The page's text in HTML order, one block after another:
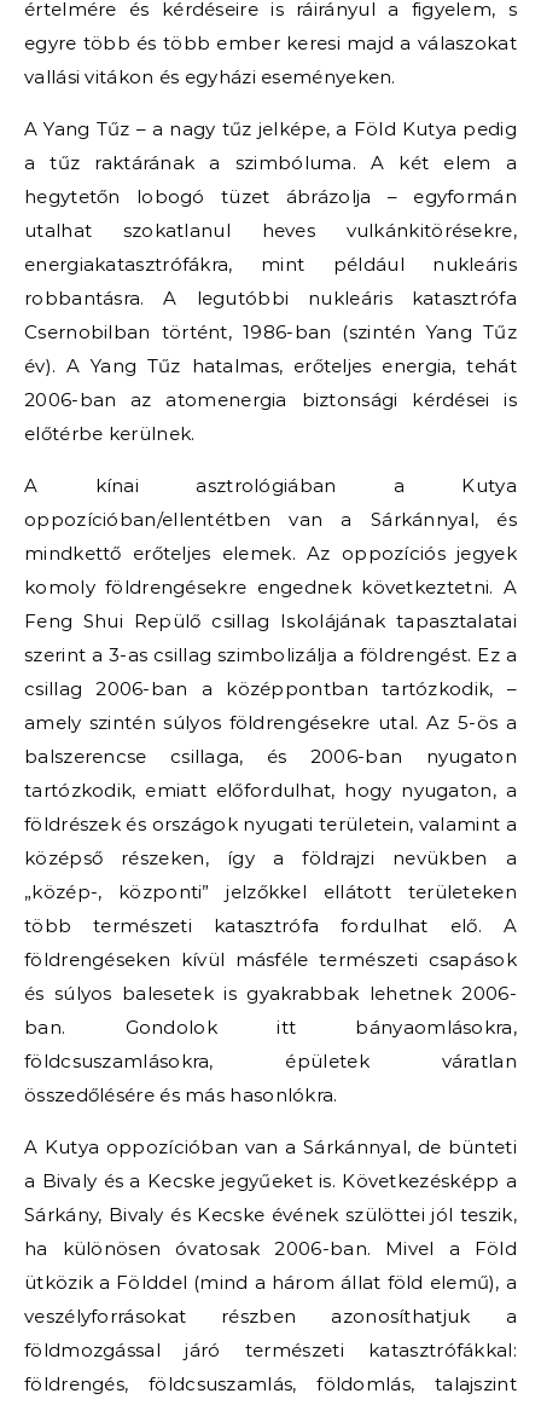
értelmére és kérdéseire is ráirányul a figyelem, s
egyre több és több ember keresi majd a válaszokat
vallási vitákon és egyházi eseményeken.
A Yang Tűz – a nagy tűz jelképe, a Föld Kutya pedig
a tűz raktárának a szimbóluma. A két elem a
hegytetőn lobogó tüzet ábrázolja – egyformán
utalhat szokatlanul heves vulkánkitörésekre,
energiakatasztrófákra, mint például nukleáris
robbantásra. A legutóbbi nukleáris katasztrófa
Csernobilban történt, 1986-ban (szintén Yang Tűz
év). A Yang Tűz hatalmas, erőteljes energia, tehát
2006-ban az atomenergia biztonsági kérdései is
előtérbe kerülnek.
A kínai asztrológiában a Kutya
oppozícióban/ellentétben van a Sárkánnyal, és
mindkettő erőteljes elemek. Az oppozíciós jegyek
komoly földrengésekre engednek következtetni. A
Feng Shui Repülő csillag Iskolájának tapasztalatai
szerint a 3-as csillag szimbolizálja a földrengést. Ez a
csillag 2006-ban a középpontban tartózkodik, –
amely szintén súlyos földrengésekre utal. Az 5-ös a
balszerencse csillaga, és 2006-ban nyugaton
tartózkodik, emiatt előfordulhat, hogy nyugaton, a
földrészek és országok nyugati területein, valamint a
középső részeken, így a földrajzi nevükben a
„közép-, központi” jelzőkkel ellátott területeken
több természeti katasztrófa fordulhat elő. A
földrengéseken kívül másféle természeti csapások
és súlyos balesetek is gyakrabbak lehetnek 2006-
ban. Gondolok itt bányaomlásokra,
földcsuszamlásokra, épületek váratlan
összedőlésére és más hasonlókra.
A Kutya oppozícióban van a Sárkánnyal, de bünteti
a Bivaly és a Kecske jegyűeket is. Következésképp a
Sárkány, Bivaly és Kecske évének szülöttei jól teszik,
ha különösen óvatosak 2006-ban. Mivel a Föld
ütközik a Földdel (mind a három állat föld elemű), a
veszélyforrásokat részben azonosíthatjuk a
földmozgással járó természeti katasztrófákkal:
földrengés, földcsuszamlás, földomlás, talajszint